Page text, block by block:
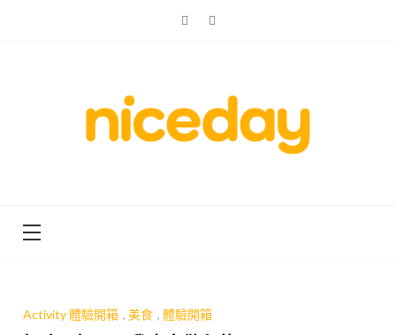
Activity 體驗開箱 ,美食 ,體驗開箱